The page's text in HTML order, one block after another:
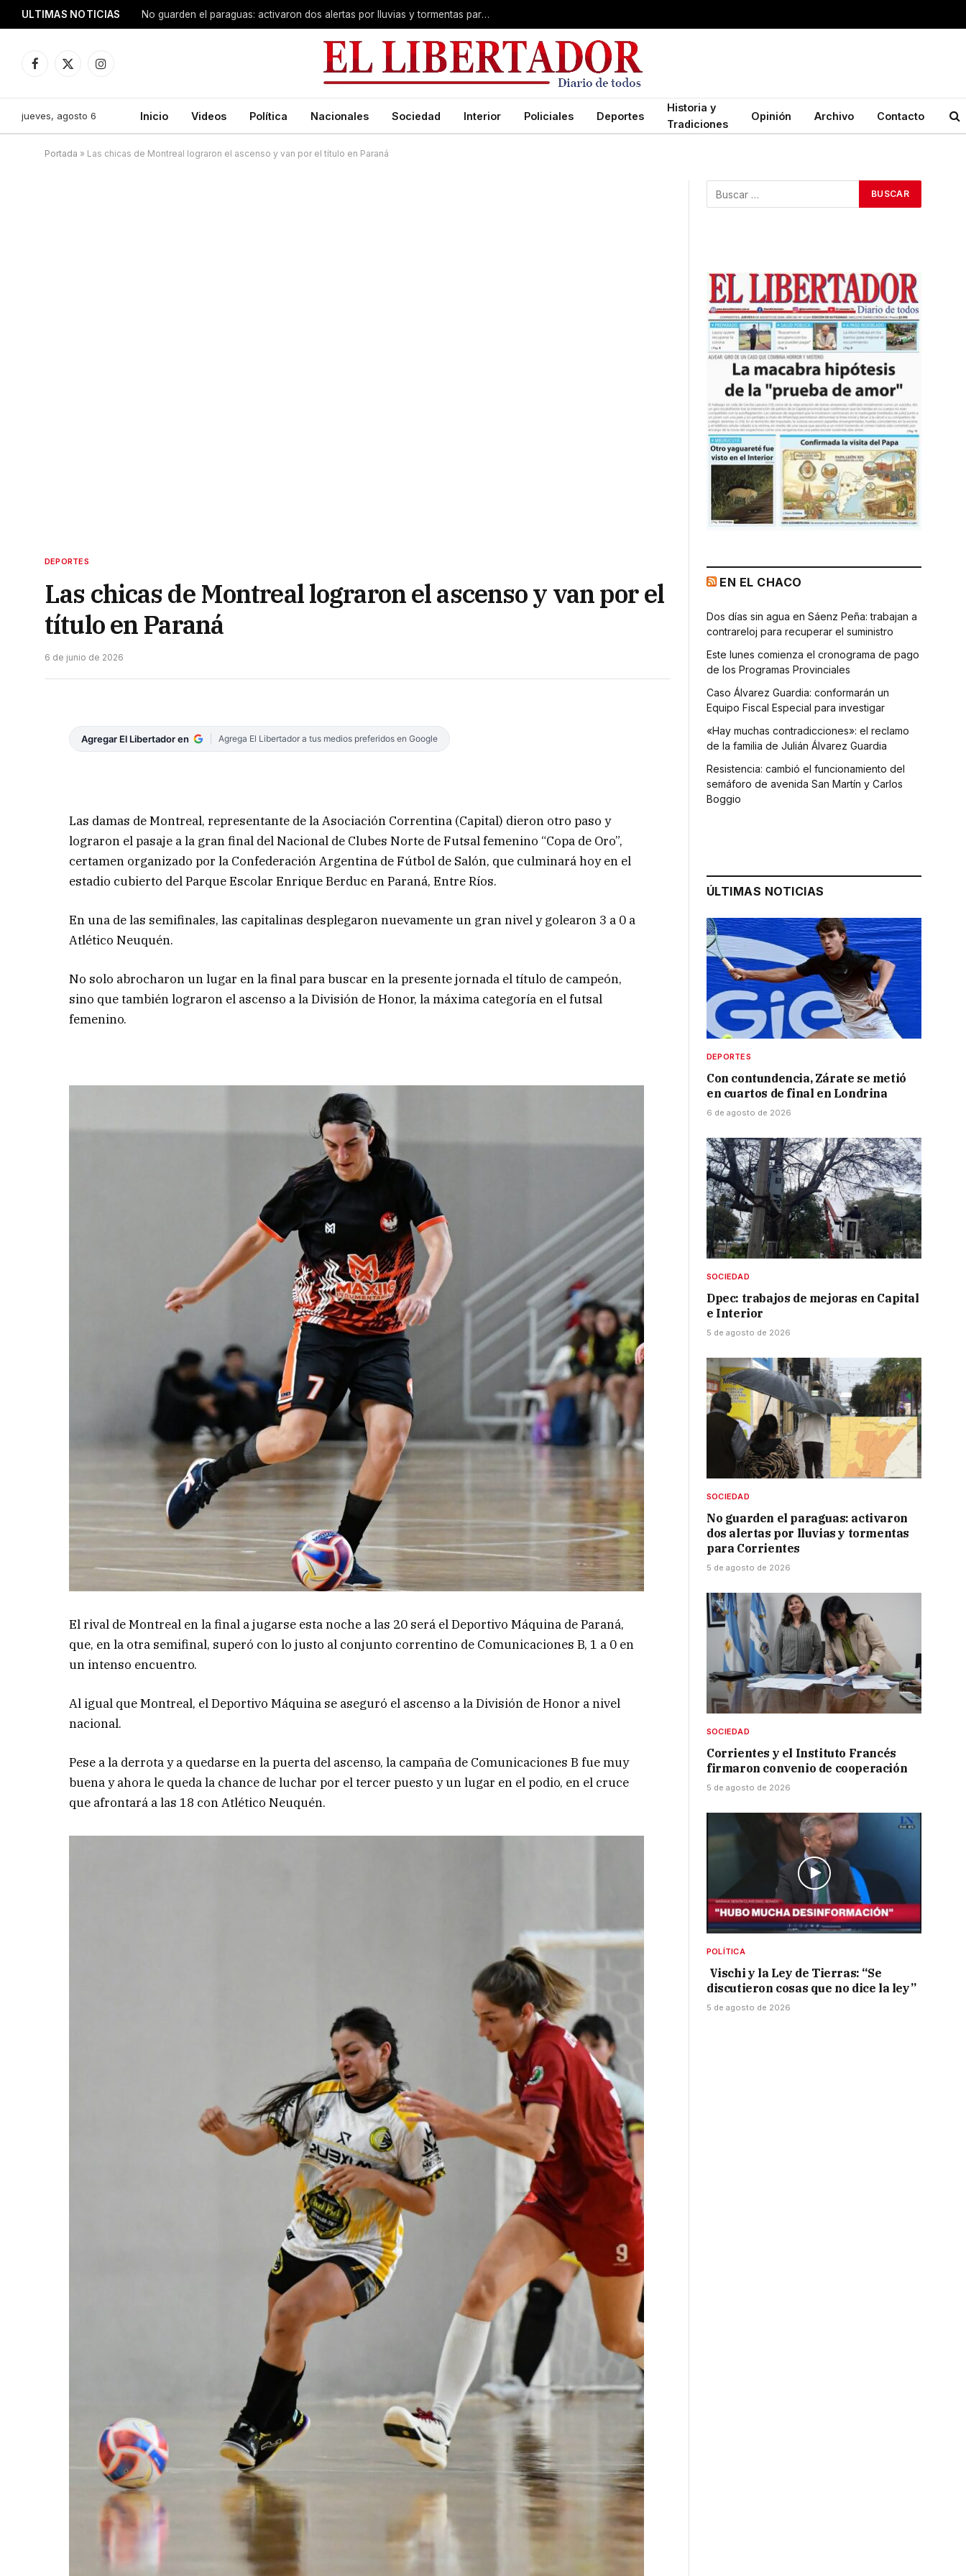
ULTIMAS NOTICIAS Corrientes y el Instituto Francés firmaron convenio de cooperación
Facebook
X
Instagram
jueves, agosto 6 Inicio Videos Política Nacionales Sociedad Interior Policiales Deportes
Historia y
Tradiciones
Opinión Archivo Contacto
Portada » Las chicas de Montreal lograron el ascenso y van por el título en Paraná
DEPORTES
Las chicas de Montreal lograron el ascenso y van por el
título en Paraná
6 de junio de 2026
Agregar El Libertador en Agrega El Libertador a tus medios preferidos en Google
Las damas de Montreal, representante de la Asociación Correntina (Capital) dieron otro paso y
lograron el pasaje a la gran final del Nacional de Clubes Norte de Futsal femenino “Copa de Oro”,
certamen organizado por la Confederación Argentina de Fútbol de Salón, que culminará hoy en el
estadio cubierto del Parque Escolar Enrique Berduc en Paraná, Entre Ríos.
En una de las semifinales, las capitalinas desplegaron nuevamente un gran nivel y golearon 3 a 0 a
Atlético Neuquén.
No solo abrocharon un lugar en la final para buscar en la presente jornada el título de campeón,
sino que también lograron el ascenso a la División de Honor, la máxima categoría en el futsal
femenino.
El rival de Montreal en la final a jugarse esta noche a las 20 será el Deportivo Máquina de Paraná,
que, en la otra semifinal, superó con lo justo al conjunto correntino de Comunicaciones B, 1 a 0 en
un intenso encuentro.
Al igual que Montreal, el Deportivo Máquina se aseguró el ascenso a la División de Honor a nivel
nacional.
Pese a la derrota y a quedarse en la puerta del ascenso, la campaña de Comunicaciones B fue muy
buena y ahora le queda la chance de luchar por el tercer puesto y un lugar en el podio, en el cruce
que afrontará a las 18 con Atlético Neuquén.
EN EL CHACO
Dos días sin agua en Sáenz Peña: trabajan a
contrareloj para recuperar el suministro
Este lunes comienza el cronograma de pago
de los Programas Provinciales
Caso Álvarez Guardia: conformarán un
Equipo Fiscal Especial para investigar
«Hay muchas contradicciones»: el reclamo
de la familia de Julián Álvarez Guardia
Resistencia: cambió el funcionamiento del
semáforo de avenida San Martín y Carlos
Boggio
ÚLTIMAS NOTICIAS
DEPORTES
Con contundencia, Zárate se metió
en cuartos de final en Londrina
6 de agosto de 2026
SOCIEDAD
Dpec: trabajos de mejoras en Capital
e Interior
5 de agosto de 2026
SOCIEDAD
No guarden el paraguas: activaron
dos alertas por lluvias y tormentas
para Corrientes
5 de agosto de 2026
SOCIEDAD
Corrientes y el Instituto Francés
firmaron convenio de cooperación
5 de agosto de 2026
POLÍTICA
Vischi y la Ley de Tierras: “Se
discutieron cosas que no dice la ley”
5 de agosto de 2026